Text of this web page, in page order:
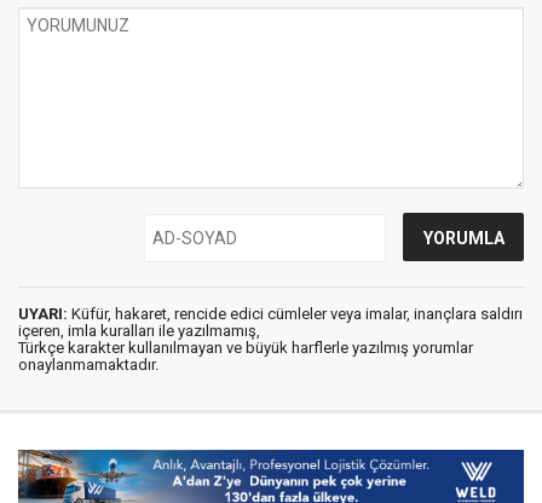
UYARI: Küfür, hakaret, rencide edici cümleler veya imalar, inançlara saldırı
içeren, imla kuralları ile yazılmamış,
Türkçe karakter kullanılmayan ve büyük harflerle yazılmış yorumlar
onaylanmamaktadır.